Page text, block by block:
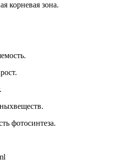
корневая зона.
фотосинтеза.